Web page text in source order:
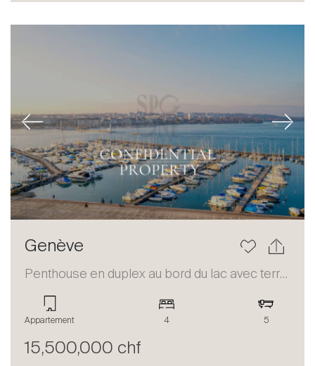
Previous Next
Genève
Penthouse en duplex au bord du lac avec terrasse et vue panoramique
Appartement 4 5
15,500,000 chf